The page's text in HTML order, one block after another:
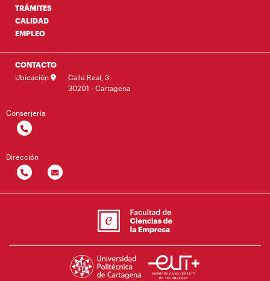
TRÁMITES
CALIDAD
EMPLEO
CONTACTO
Ubicación
Calle Real, 3
30201 - Cartagena
Conserjería
Dirección